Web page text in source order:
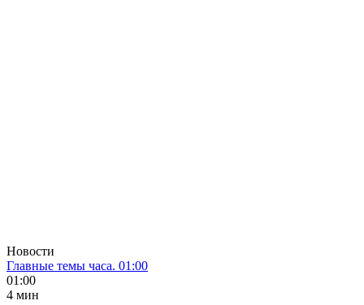
Новости
Главные темы часа. 01:00
01:00
4 мин